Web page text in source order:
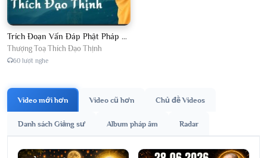
Trích Đoạn Vấn Đáp Phật Pháp 2026
Thượng Toạ Thích Đạo Thịnh
60 lượt nghe
Video mới hơn Video cũ hơn Chủ đề Videos
Danh sách Giảng sư Album pháp âm Radar